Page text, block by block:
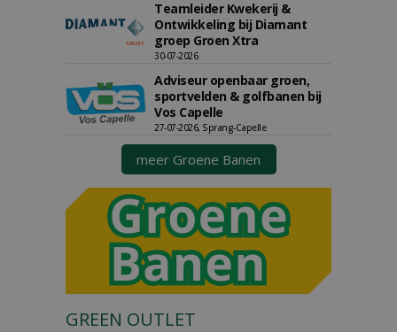
Teamleider Kwekerij &
Ontwikkeling bij Diamant
groep Groen Xtra
30-07-2026
Adviseur openbaar groen,
sportvelden & golfbanen bij
Vos Capelle
27-07-2026, Sprang-Capelle
meer Groene Banen
GREEN OUTLET